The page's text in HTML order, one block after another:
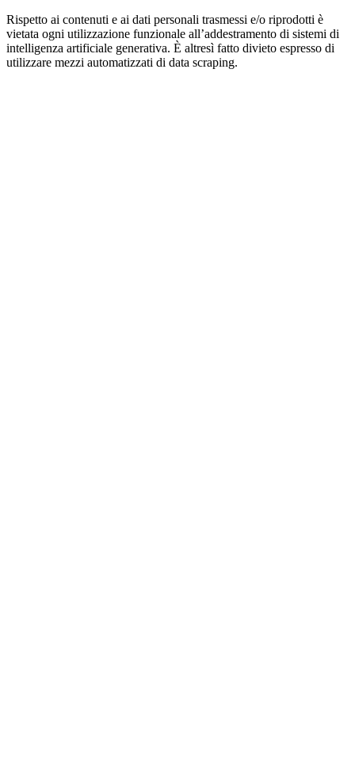
Rispetto ai contenuti e ai dati personali trasmessi e/o riprodotti è
vietata ogni utilizzazione funzionale all’addestramento di sistemi di
intelligenza artificiale generativa. È altresì fatto divieto espresso di
utilizzare mezzi automatizzati di data scraping.